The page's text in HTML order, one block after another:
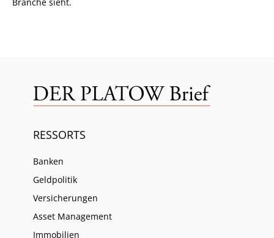
RESSORTS
Banken
Geldpolitik
Versicherungen
Asset Management
Immobilien